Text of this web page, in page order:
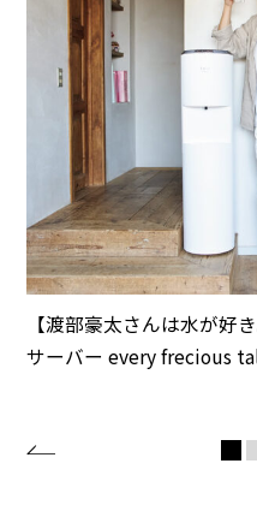
【渡部豪太さんは水が好
サーバー every frecious